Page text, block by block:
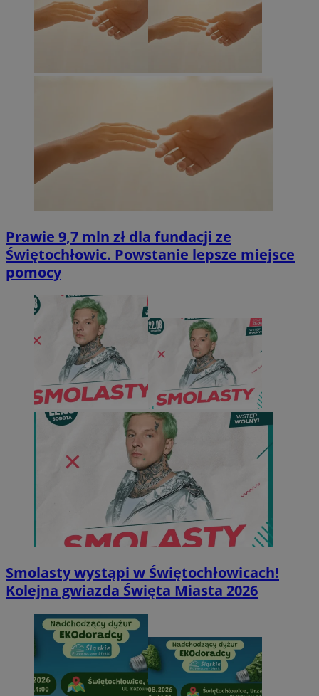
Prawie 9,7 mln zł dla fundacji ze
Świętochłowic. Powstanie lepsze miejsce
pomocy
Smolasty wystąpi w Świętochłowicach!
Kolejna gwiazda Święta Miasta 2026